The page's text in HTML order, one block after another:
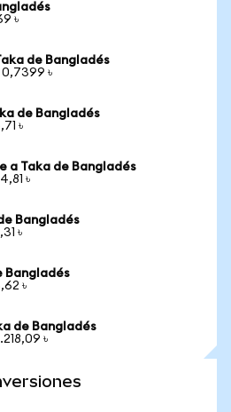
৳
de Bangladés
0,7399 ৳
de Bangladés
৳
a Taka de Bangladés
৳
Bangladés
৳
Bangladés
৳
de Bangladés
৳